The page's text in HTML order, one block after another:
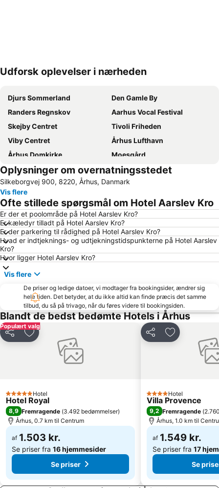
Udvid kort
Udforsk oplevelser i nærheden
Djurs Sommerland
Den Gamle By
Randers Regnskov
Aarhus Vocal Festival
Skejby Centret
Tivoli Friheden
Viby Centret
Århus Lufthavn
Århus Domkirke
Moesgård
Horsens Harbour
Århus Bymuseum
Northside Festival
City Vest
Himmelbjerget
Storcenter Nord
Mols-Linien Ferries
Saksild
Aarhus Festival
Umbrako DK Festival
Skandinavisk Dyrepark
Viking Moot Festival
The country out of the closet
home
Sauntering Danish graphic art through 200 years
Oplysninger om overnatningsstedet
Silkeborgvej 900, 8220, Århus, Danmark
Vis flere
Ofte stillede spørgsmål om Hotel Aarslev Kro
Er der et poolområde på Hotel Aarslev Kro?
Er kæledyr tilladt på Hotel Aarslev Kro?
Er der parkering til rådighed på Hotel Aarslev Kro?
Hvad er indtjeknings- og udtjekningstidspunkterne på Hotel Aarslev
Kro?
Hvor ligger Hotel Aarslev Kro?
Vis flere
De priser og ledige datoer, vi modtager fra bookingsider, ændrer sig
hele tiden. Det betyder, at du ikke altid kan finde præcis det samme
tilbud, du så på trivago, når du føres videre til bookingsiden.
Blandt de bedst bedømte Hotels i Århus
Populært valg
Del Føj til favoritter
5 StjernerHotel
Hotel Royal
8,9 Fremragende (3.492 bedømmelser)
Århus, 0.7 km til Centrum
af 1.503 kr.
Se priser fra 16 hjemmesider
Se priser
Del Føj til
4 Stjerner
Hotel
Villa Provence
9,2 Fremragende (
Århus, 1.0 km til
af 1.549 kr.
Se priser fra 17
Se